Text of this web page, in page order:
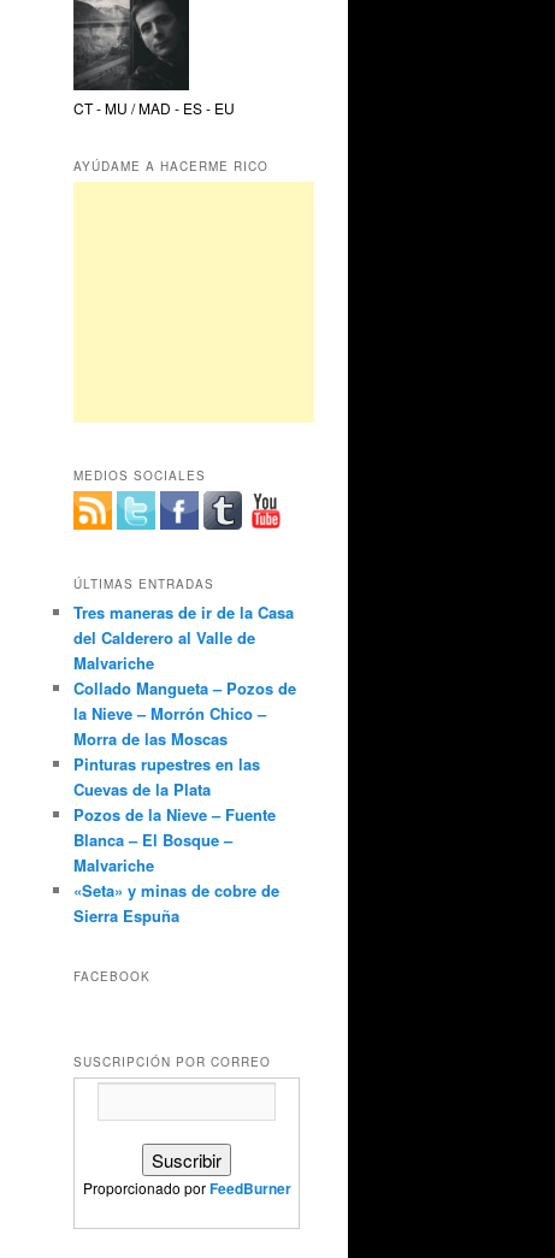
CT - MU / MAD - ES - EU
AYÚDAME A HACERME RICO
MEDIOS SOCIALES
ÚLTIMAS ENTRADAS
Tres maneras de ir de la Casa
del Calderero al Valle de
Malvariche
Collado Mangueta – Pozos de
la Nieve – Morrón Chico –
Morra de las Moscas
Pinturas rupestres en las
Cuevas de la Plata
Pozos de la Nieve – Fuente
Blanca – El Bosque –
Malvariche
«Seta» y minas de cobre de
Sierra Espuña
FACEBOOK
SUSCRIPCIÓN POR CORREO
Proporcionado porFeedBurner